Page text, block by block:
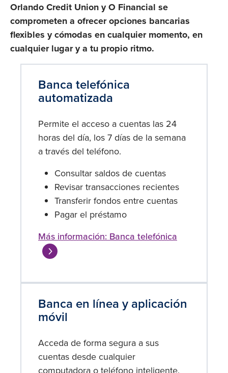
Orlando Credit Union y O Financial se
comprometen a ofrecer opciones bancarias
flexibles y cómodas en cualquier momento, en
cualquier lugar y a tu propio ritmo.
Banca telefónica
automatizada
Permite el acceso a cuentas las 24
horas del día, los 7 días de la semana
a través del teléfono.
Consultar saldos de cuentas
Revisar transacciones recientes
Transferir fondos entre cuentas
Pagar el préstamo
Más información: Banca telefónica
Banca en línea y aplicación
móvil
Acceda de forma segura a sus
cuentas desde cualquier